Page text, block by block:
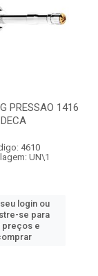
PRESSAO 1416
DECA
4610
UN\1
login ou
se para
preços e